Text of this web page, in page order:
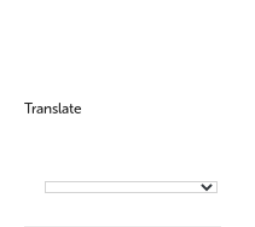
Translate